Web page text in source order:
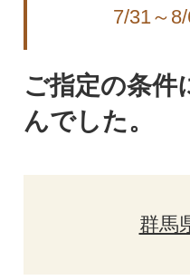
7/31～
ご指定の条件
んでした。
群馬